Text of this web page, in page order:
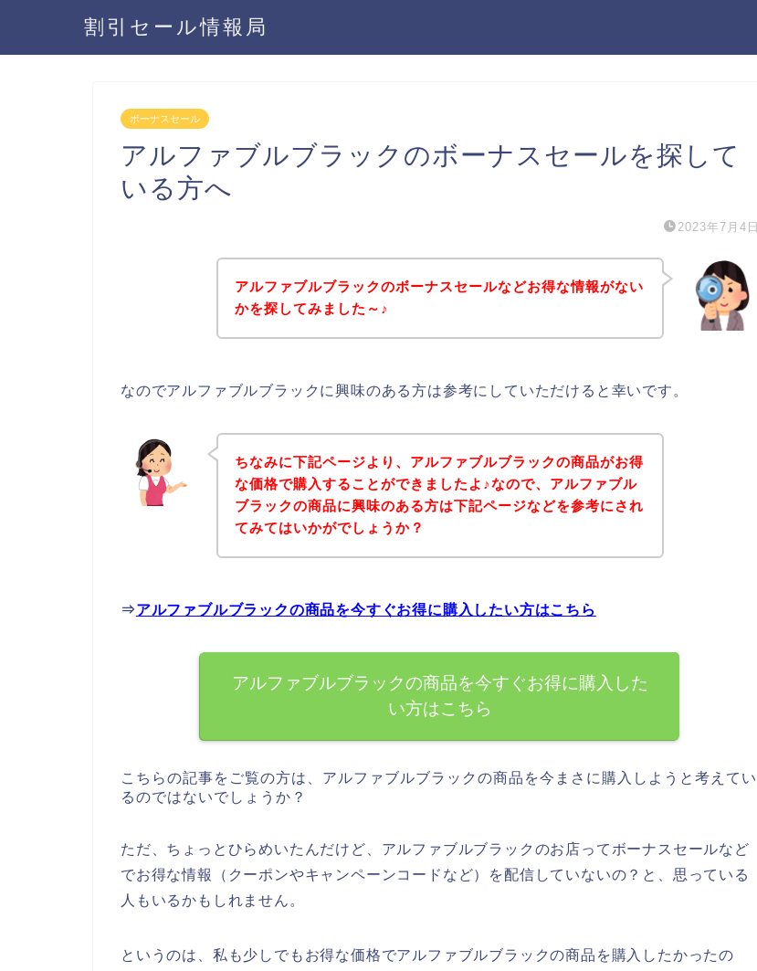
割引セール情報局
ボーナスセール
アルファブルブラックのボーナスセールを探して
いる方へ
2023年7月4日
アルファブルブラックのボーナスセールなどお得な情報がない
かを探してみました～♪
なのでアルファブルブラックに興味のある方は参考にしていただけると幸いです。
ちなみに下記ページより、アルファブルブラックの商品がお得
な価格で購入することができましたよ♪なので、アルファブル
ブラックの商品に興味のある方は下記ページなどを参考にされ
てみてはいかがでしょうか？
⇒アルファブルブラックの商品を今すぐお得に購入したい方はこちら
アルファブルブラックの商品を今すぐお得に購入した
い方はこちら
こちらの記事をご覧の方は、アルファブルブラックの商品を今まさに購入しようと考えてい
るのではないでしょうか？
ただ、ちょっとひらめいたんだけど、アルファブルブラックのお店ってボーナスセールなど
でお得な情報（クーポンやキャンペーンコードなど）を配信していないの？と、思っている
人もいるかもしれません。
というのは、私も少しでもお得な価格でアルファブルブラックの商品を購入したかったの